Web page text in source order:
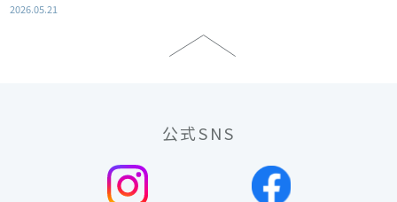
2026.05.21
公式SNS